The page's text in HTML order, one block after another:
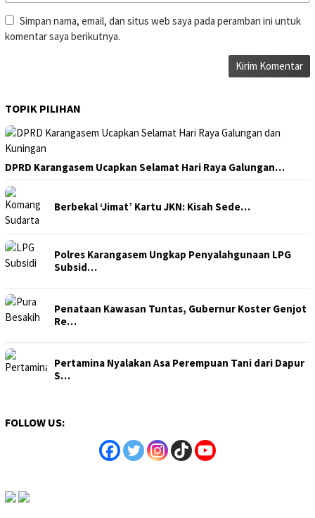
Simpan nama, email, dan situs web saya pada peramban ini untuk
komentar saya berikutnya.
TOPIK PILIHAN
DPRD Karangasem Ucapkan Selamat Hari Raya Galungan…
Berbekal ‘Jimat’ Kartu JKN: Kisah Sede…
Polres Karangasem Ungkap Penyalahgunaan LPG
Subsid…
Penataan Kawasan Tuntas, Gubernur Koster Genjot
Re…
Pertamina Nyalakan Asa Perempuan Tani dari Dapur
S…
FOLLOW US: